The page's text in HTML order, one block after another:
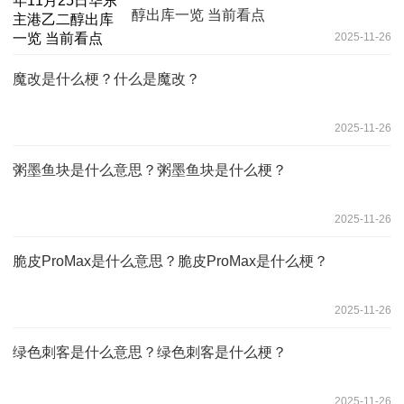
醇出库一览 当前看点
2025-11-26
魔改是什么梗？什么是魔改？
2025-11-26
粥墨鱼块是什么意思？粥墨鱼块是什么梗？
2025-11-26
脆皮ProMax是什么意思？脆皮ProMax是什么梗？
2025-11-26
绿色刺客是什么意思？绿色刺客是什么梗？
2025-11-26